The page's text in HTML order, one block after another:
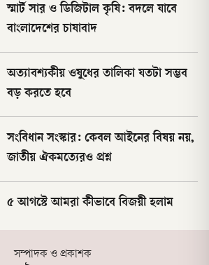
স্মার্ট সার ও ডিজিটাল কৃষি: বদলে যাবে
বাংলাদেশের চাষাবাদ
অত্যাবশ্যকীয় ওষুধের তালিকা যতটা সম্ভব
বড় করতে হবে
সংবিধান সংস্কার: কেবল আইনের বিষয় নয়,
জাতীয় ঐকমত্যেরও প্রশ্ন
৫ আগস্টে আমরা কীভাবে বিজয়ী হলাম
সম্পাদক ও প্রকাশক